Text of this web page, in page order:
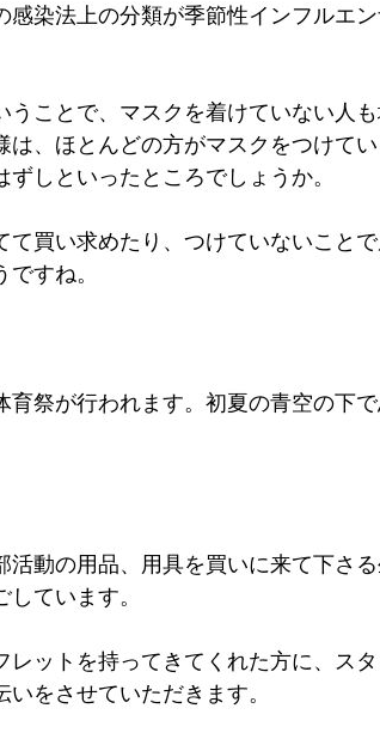
染法上の分類が季節性インフルエ
ことで、マスクを着けていない人
は、ほとんどの方がマスクをつけて
しといったところでしょうか。
買い求めたり、つけていないこと
すね。
祭が行われます。初夏の青空の下
活動の用品、用具を買いに来て下さ
ています。
レットを持ってきてくれた方に、ス
をさせていただきます。